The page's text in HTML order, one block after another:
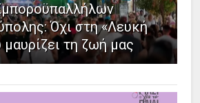
Όχι στη «Λευκή
τη ζωή μας